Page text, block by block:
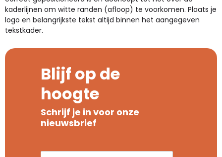
kaderlijnen om witte randen (afloop) te voorkomen. Plaats je
logo en belangrijkste tekst altijd binnen het aangegeven
tekstkader.
Blijf op de
hoogte
Schrijf je in voor onze
nieuwsbrief